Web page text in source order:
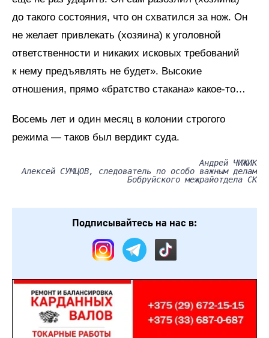
до такого состояния, что он схватился за нож. Он
не желает привлекать (хозяина) к уголовной
ответственности и никаких исковых требований
к нему предъявлять не будет». Высокие
отношения, прямо «братство стакана» какое-то…
Восемь лет и один месяц в колонии строгого
режима — таков был вердикт суда.
Андрей ЧИЖИК
Алексей СУМЦОВ, следователь по особо важным делам
Бобруйского межрайотдела СК
Подписывайтесь на нас в: